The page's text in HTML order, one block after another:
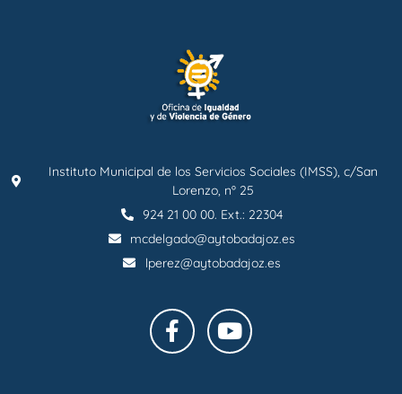
Instituto Municipal de los Servicios Sociales (IMSS), c/San
Lorenzo, nº 25
924 21 00 00. Ext.: 22304
mcdelgado@aytobadajoz.es
lperez@aytobadajoz.es